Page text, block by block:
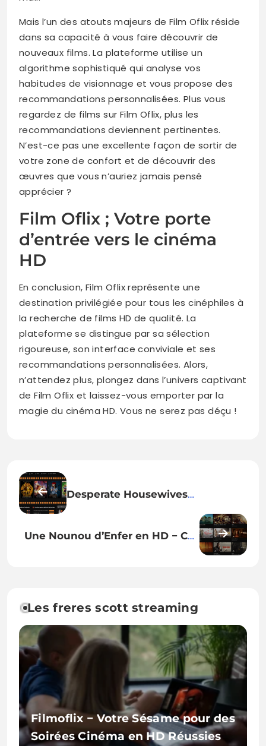
Mais l’un des atouts majeurs de Film Oflix réside
dans sa capacité à vous faire découvrir de
nouveaux films. La plateforme utilise un
algorithme sophistiqué qui analyse vos
habitudes de visionnage et vous propose des
recommandations personnalisées. Plus vous
regardez de films sur Film Oflix, plus les
recommandations deviennent pertinentes.
N’est-ce pas une excellente façon de sortir de
votre zone de confort et de découvrir des
œuvres que vous n’auriez jamais pensé
apprécier ?
Film Oflix ; Votre porte
d’entrée vers le cinéma
HD
En conclusion, Film Oflix représente une
destination privilégiée pour tous les cinéphiles à
la recherche de films HD de qualité. La
plateforme se distingue par sa sélection
rigoureuse, son interface conviviale et ses
recommandations personnalisées. Alors,
n’attendez plus, plongez dans l’univers captivant
de Film Oflix et laissez-vous emporter par la
magie du cinéma HD. Vous ne serez pas déçu !
Desperate Housewives
Une Nounou d’Enfer en HD − Ces
Les freres scott streaming
Filmoflix − Votre Sésame pour des
Soirées Cinéma en HD Réussies